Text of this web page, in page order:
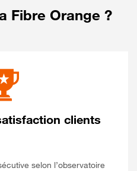
Fibre Orange ?
clients
selon l’observatoire